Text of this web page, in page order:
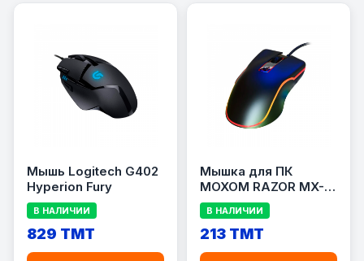
Мышь Logitech G402
Hyperion Fury
В НАЛИЧИИ
829 TMT
Мышка для ПК
MOXOM RAZOR MX-
MS10
В НАЛИЧИИ
213 TMT